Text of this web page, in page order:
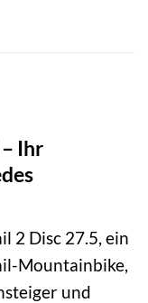
Ihr
2 Disc 27.5, ein
Mountainbike,
und